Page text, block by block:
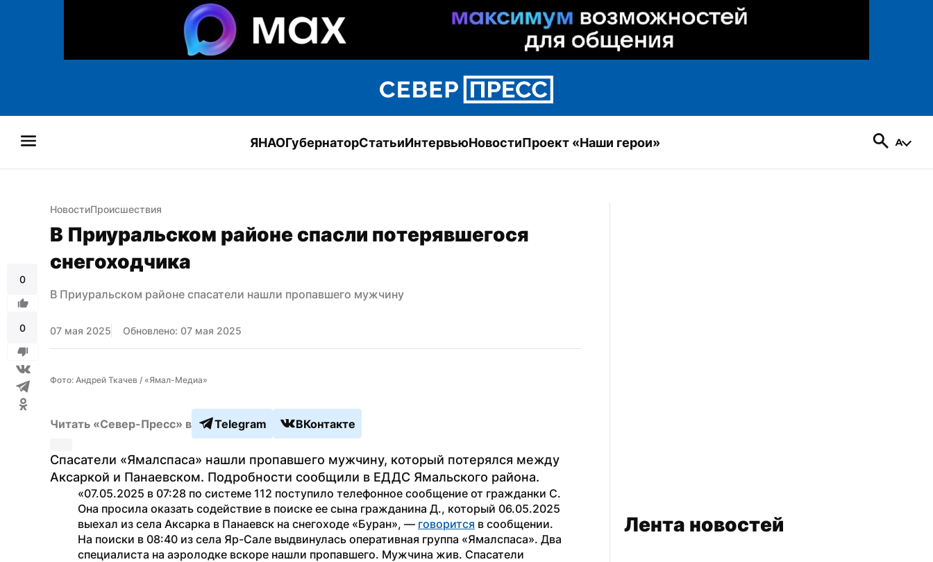
ЯНАОГубернаторСтатьиИнтервьюНовостиПроект «Наши герои»
0
0
НовостиПроисшествия
В Приуральском районе спасли потерявшегося
снегоходчика
В Приуральском районе спасатели нашли пропавшего мужчину
07 мая 2025 Обновлено: 07 мая 2025
Фото: Андрей Ткачев / «Ямал-Медиа»
Читать «Север-Пресс» в Telegram ВКонтакте
Спасатели «Ямалспаса» нашли пропавшего мужчину, который потерялся между
Аксаркой и Панаевском. Подробности сообщили в ЕДДС Ямальского района.
«07.05.2025 в 07:28 по системе 112 поступило телефонное сообщение от гражданки С.
Она просила оказать содействие в поиске ее сына гражданина Д., который 06.05.2025
выехал из села Аксарка в Панаевск на снегоходе «Буран», — говорится в сообщении.
На поиски в 08:40 из села Яр-Сале выдвинулась оперативная группа «Ямалспаса». Два
специалиста на аэролодке вскоре нашли пропавшего. Мужчина жив. Спасатели
Лента новостей